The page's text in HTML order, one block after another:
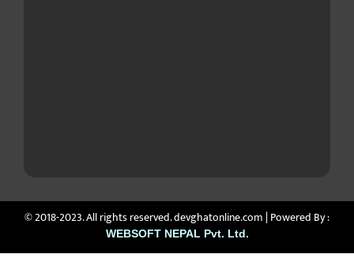
© 2018-2023. All rights reserved. devghatonline.com | Powered By :
WEBSOFT NEPAL Pvt. Ltd.